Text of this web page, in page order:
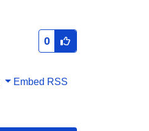
0
Embed RSS